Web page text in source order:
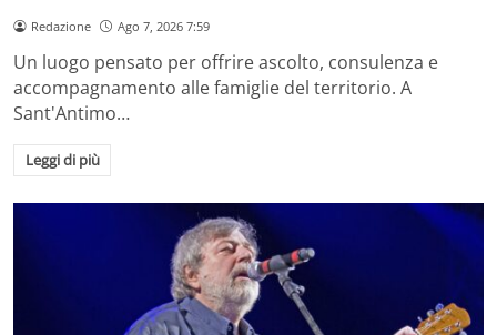
Redazione Ago 7, 2026 7:59
Un luogo pensato per offrire ascolto, consulenza e
accompagnamento alle famiglie del territorio. A
Sant'Antimo…
Leggi di più